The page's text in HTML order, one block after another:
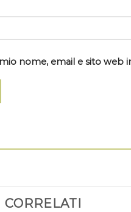
mio nome, email e sito